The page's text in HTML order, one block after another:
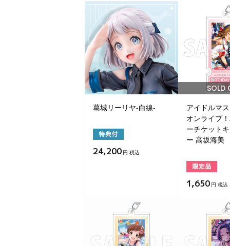
葛城リーリヤ-白線-
24,200 円 税込
SOLD
アイドルマ
オンライブ
ーチケット
ー 高坂海美
1,650 円 税込